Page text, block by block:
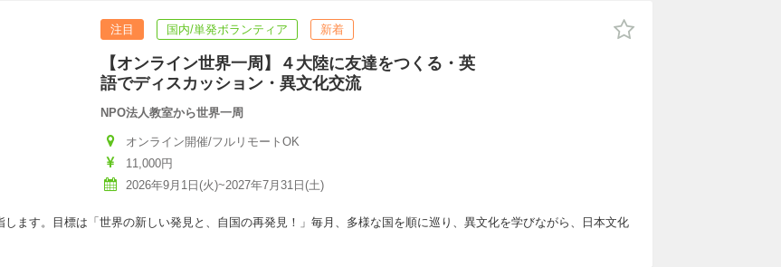
注目 国内/単発ボランティア 新着
【オンライン世界一周】４大陸に友達をつくる・英
語でディスカッション・異文化交流
NPO法人教室から世界一周
オンライン開催/フルリモートOK
11,000円
2026年9月1日(火)~2027年7月31日(土)
ます。目標は「世界の新しい発見と、自国の再発見！」毎月、多様な国を順に巡り、異文化を学びながら、日本文化